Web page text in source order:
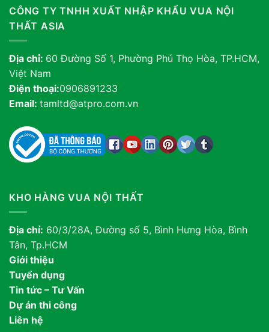
CÔNG TY TNHH XUẤT NHẬP KHẨU VUA NỘI
THẤT ASIA
Địa chỉ: 60 Đường Số 1, Phường Phú Thọ Hòa, TP.HCM,
Việt Nam
Điện thoại:0906891233
Email: tamltd@atpro.com.vn
KHO HÀNG VUA NỘI THẤT
Địa chỉ: 60/3/28A, Đường số 5, Bình Hưng Hòa, Bình
Tân, Tp.HCM
Giới thiệu
Tuyển dụng
Tin tức – Tư Vấn
Dự án thi công
Liên hệ